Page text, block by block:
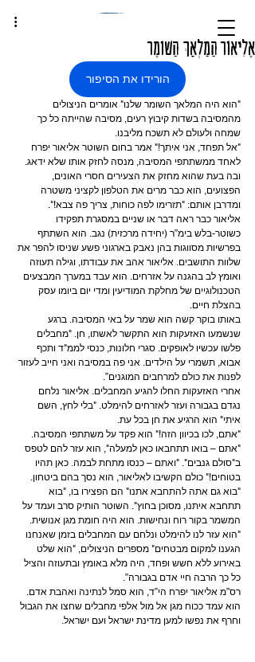
אֶלִיאוֹר הַמַלְאָךְ הַשׁוֹמֶר
הורידו את הסיפור
"הוא היה המלאך השומר שלנו" אומרים הניצולים
מהמסיבה בשדות קיבוץ רעים, מסיבה שהייתה כל כך
שמחה ולעולם לא תשכח מליבנו.
"אל תפחד, אני איתך!" אמר בחום השוטר אליאור יפרח
לאחד ממשתתפי המסיבה, מנסה לחזק אותו שלא ידאג.
ובה בעת שהוא מחזק את הצעירים חסרי האונים,
הפצועים, הוא כבר מרים את הטלפון לקציני משטרה
ומדרבן אותם: "תזרימו לפה כוחות, צריך פה צבא!".
אליאור כבר ראה דבר או שניים במסגרת תפקידו
כשוטר-בלש בימ”ר (יחידה מרכזית) נגב. הוא השתתף
בפרשיות מסווגות בהן נאבק בארגוני פשע שניסו להפר את
שלוות התושבים. אליאור אהב את עבודתו, וגילה תעוזה
ואומץ לב בהגנה על אזרחים. הוא עבד במערך המבצעים
הטכנולוגיים של מחלקת המודיעין ומדי יום ביומו עסק
בהצלת חיים.
באותו בוקר קשה הוא שמר על באי המסיבה. ברגע
שנשמעו האזעקות הוא התקשר לאשתו, חן. "מחבלים
פלשו עכשיו לאופקים. סגרי חלונות, כנסי לממ"ד ותכף
אבוא, תשמרי על הילדים. אני פה במסיבה ואני חייב לעזור
לפנות את כולם למרחבים המוגנים”.
אחרי האזעקות החלו להגיע המחבלים. אליאור נלחם
נגדם בגבורה ועזר לאזרחים להימלט. "בלי לחץ, השם
איתי" הוא הרגיע את חן בכל עת.
"אתם, לכו בכיוון הזה!" הוא פקד על משתתפי המסיבה.
"אתם – בואו תתחבאו כאן למעלה", הוא עזר להם לטפס
ב"סולם גנבים". "ואתם – כנסו מתחת לבמה. כאן תהיו
בטוחים!" כולם הקשיבו לאליאור, הוא נסך בהם ביטחון.
"בוא גם אתה להתחבא אתנו" הם הפצירו בו, "בוא
תתחבא איתנו, מסוכן בחוץ". השוטר הותיק סרב ועמד על
המשמר בקור רוח ונחישות. הוא היה חומת מגן אנושית.
"הוא עזר לנו להימלט ונלחם עם המחבלים בזמן שאנחנו
הגענו למקום מבטחים" מספרים הניצולים, "הוא שלט
באירוע ללא חשש ופחד, היה מלא באומץ ובתעוזה והציל
כל כך הרבה חיי אדם בגבורה”.
רס”מ אליאור יפרח הי”ד, הוא סמל לנתינה ואהבת אדם.
הוא עמד ככוח מגן אל מול אלפי מחבלים שחצו את הגבול
וחרף את נפשו למען מדינת ישראל ועם ישראל.